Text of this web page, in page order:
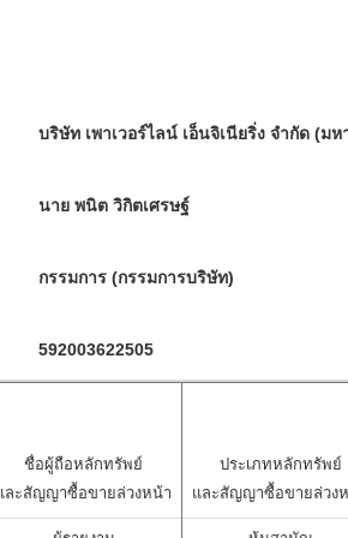
บริษัท เพาเวอร์ไลน์ เอ็นจิเนียริ่ง จำกัด (ม
นาย พนิต วิกิตเศรษฐ์
กรรมการ (กรรมการบริษัท)
592003622505
ชื่อผู้ถือหลักทรัพย์
ละสัญญาซื้อขายล่วงหน้า
ประเภทหลักทรัพย์
และสัญญาซื้อขายล่วง